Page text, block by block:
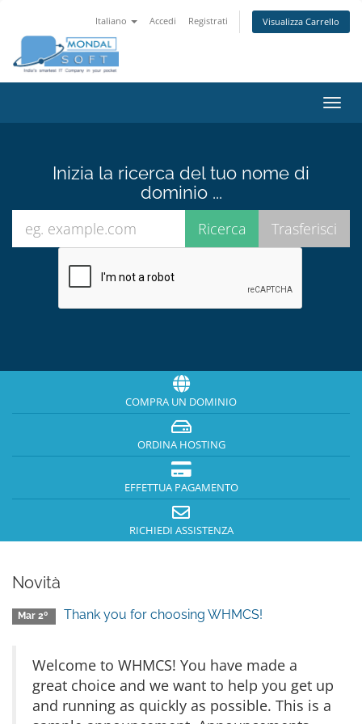
Italiano Accedi Registrati Visualizza Carrello
Attiva
Inizia la ricerca del tuo nome di
dominio ...
COMPRA UN DOMINIO
ORDINA HOSTING
EFFETTUA PAGAMENTO
RICHIEDI ASSISTENZA
Novità
Mar 2º Thank you for choosing WHMCS!
Welcome to WHMCS! You have made a
great choice and we want to help you get up
and running as quickly as possible. This is a